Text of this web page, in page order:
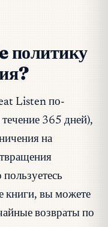
политику
Listen по-
365 дней),
на
книги, вы можете
возвраты по